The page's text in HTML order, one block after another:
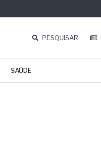
PESQUISAR
SAÚDE